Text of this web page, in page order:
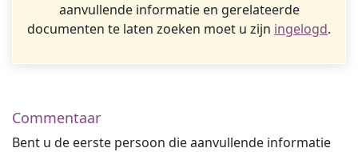
aanvullende informatie en gerelateerde
documenten te laten zoeken moet u zijn ingelogd.
Commentaar
Bent u de eerste persoon die aanvullende informatie